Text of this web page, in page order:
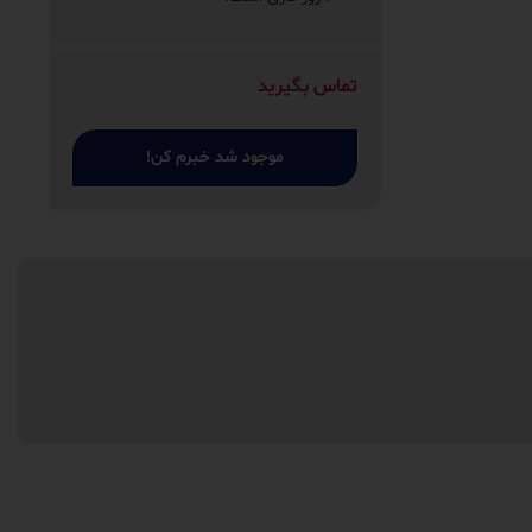
تماس بگیرید
موجود شد خبرم کن!